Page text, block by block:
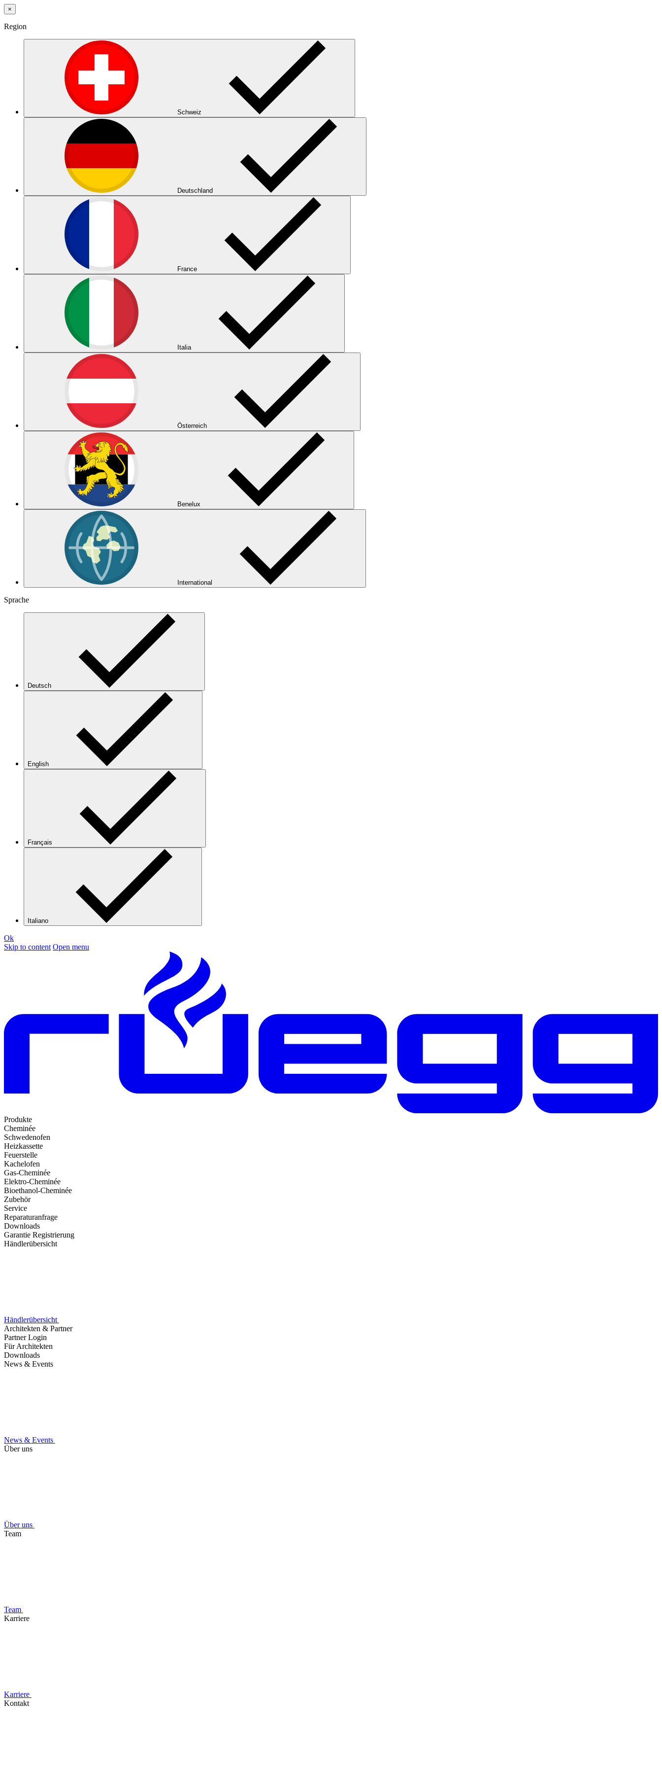
×
Region
Schweiz
Deutschland
France
Italia
Österreich
Benelux
International
Sprache
Deutsch
English
Français
Italiano
Ok
Skip to content Open menu
Produkte
Cheminée
Schwedenofen
Heizkassette
Feuerstelle
Kachelofen
Gas-Cheminée
Elektro-Cheminée
Bioethanol-Cheminée
Zubehör
Service
Reparaturanfrage
Downloads
Garantie Registrierung
Händlerübersicht
Händlerübersicht
Architekten & Partner
Partner Login
Für Architekten
Downloads
News & Events
News & Events
Über uns
Über uns
Team
Team
Karriere
Karriere
Kontakt